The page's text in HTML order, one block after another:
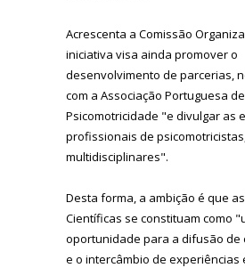
Acrescenta a Comissão
iniciativa visa ainda promover o
desenvolvimento de parcerias,
com a Associação Portuguesa de
Psicomotricidade "e divulgar as
profissionais de
multidisciplinares".
Desta forma, a ambição é que
Científicas se constituam como
oportunidade para a difusão de
e o intercâmbio de experiências